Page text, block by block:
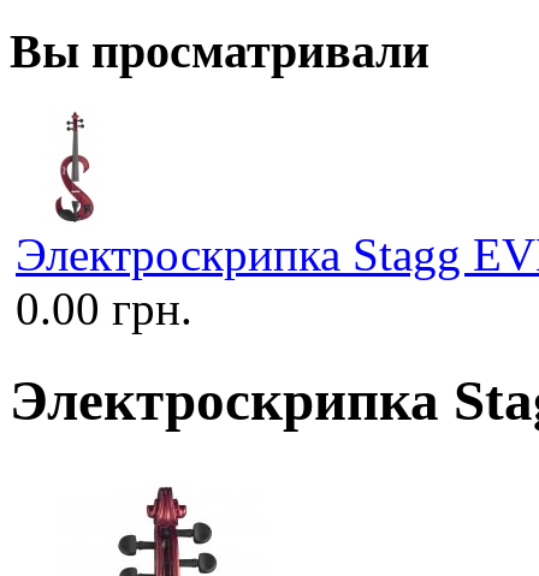
Вы просматривали
Электроскрипка Stagg
0.00 грн.
Электроскрипка